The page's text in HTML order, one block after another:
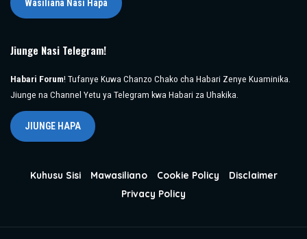
Wasiliana Nasi Hapa
Jiunge Nasi Telegram!
Habari Forum! Tufanye Kuwa Chanzo Chako cha Habari Zenye Kuaminika.
Jiunge na Channel Yetu ya Telegram kwa Habari za Uhakika.
JIUNGE HAPA
Kuhusu Sisi Mawasiliano Cookie Policy
Disclaimer
Privacy Policy